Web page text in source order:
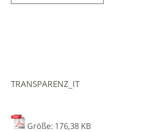
TRANSPARENZ_IT
Größe: 176,38 KB